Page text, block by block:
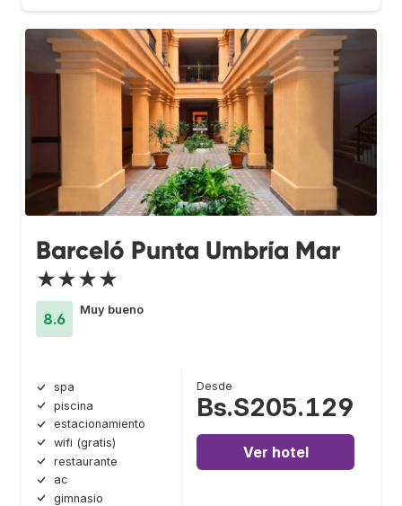
Barceló Punta Umbría Mar
★★★★
8.6
Muy bueno
spa
piscina
estacionamiento
wifi (gratis)
restaurante
ac
gimnasio
Desde
Bs.S205.129
Ver hotel